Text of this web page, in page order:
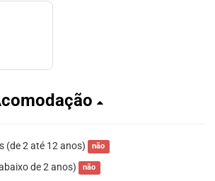
(de 2 até 12 anos) não
de 2 anos) não